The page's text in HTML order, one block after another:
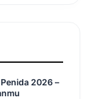
2026 –